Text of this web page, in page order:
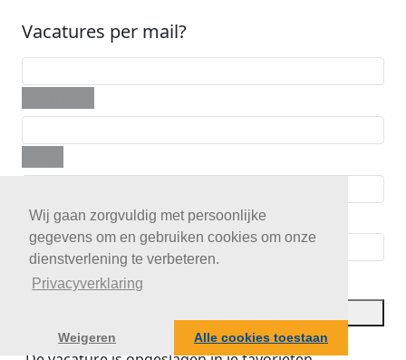
Wij gaan zorgvuldig met persoonlijke
gegevens om en gebruiken cookies om onze
dienstverlening te verbeteren.
Privacyverklaring
Weigeren Alle cookies toestaan
Vacatures per mail?
Telefoon
Postcode